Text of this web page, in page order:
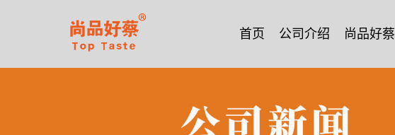
首页 公司介绍 尚品好蔡